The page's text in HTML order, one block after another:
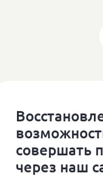
совершать
через наш